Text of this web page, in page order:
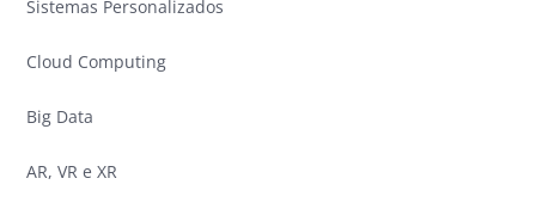
Sistemas Personalizados
Cloud Computing
Big Data
AR, VR e XR